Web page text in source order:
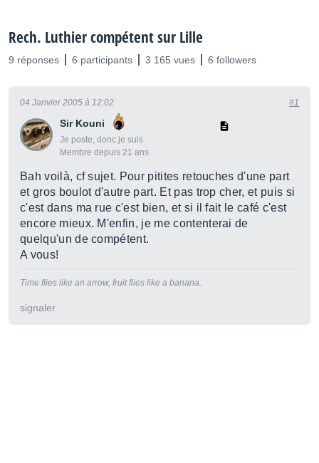
Rech. Luthier compétent sur Lille
9 réponses 6 participants 3 165 vues 6 followers
Sir Kouni
Je poste, donc je suis
Membre depuis 21 ans
04 Janvier 2005 à 12:02 #1
Bah voilà, cf sujet. Pour pitites retouches d'une part
et gros boulot d'autre part. Et pas trop cher, et puis si
c'est dans ma rue c'est bien, et si il fait le café c'est
encore mieux. M'enfin, je me contenterai de
quelqu'un de compétent.
A vous!
Time flies like an arrow, fruit flies like a banana.
signaler